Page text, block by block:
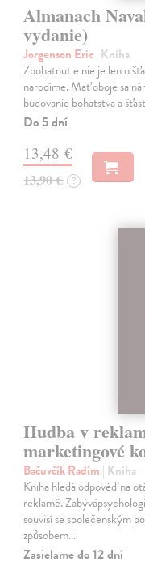
Almanach
vydanie)
Jorgenson Eric| Kniha
Zbohatnutie nie je len o
narodíme. Mať oboje sa
budovanie bohatstva a
Do 5 dní
13,48 €
13,90 € ?
Hudba v
marketingové
Bačuvčík Radim | Kniha
Kniha hledá odpověď na
reklamě.
souvisí se společenským
způsobem…
Zasielame do 12 dní